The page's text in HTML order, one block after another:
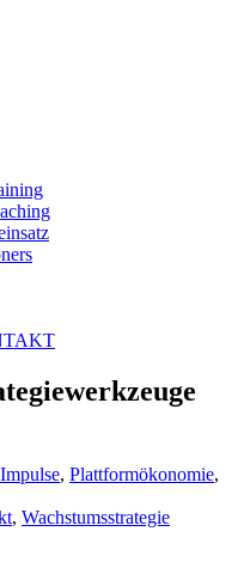
Impulse, Plattformökonomie,
, Wachstumsstrategie